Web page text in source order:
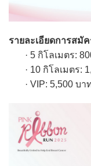
รายละเอียดการสมั
· 5 กิโลเมตร:
· 10 กิโลเมตร:
· VIP: 5,500 บา